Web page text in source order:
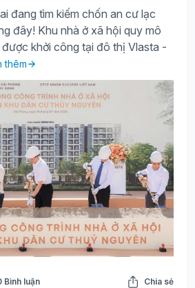
đang tìm kiếm chốn an cư lạc
đây! Khu nhà ở xã hội quy mô
khởi công tại đô thị Vlasta -
thêm
Bình luận Chia sẻ